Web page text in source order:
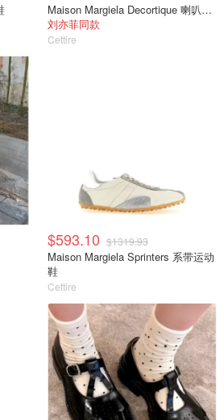
Maison Margiela Decortique 喇叭牛仔裤
刘亦菲同款
Cettire
$593.10 $1319.93
Maison Margiela Sprinters 系带运动
鞋
Cettire